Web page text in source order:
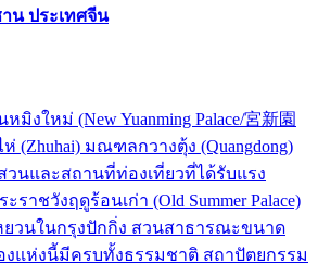
น ประเทศจีน
มิงใหม่ (New Yuanming Palace/宮新園
ห่ (Zhuhai) มณฑลกวางตุ้ง (Quangdong)
วนและสถานที่ท่องเที่ยวที่ได้รับแรง
ราชวังฤดูร้อนเก่า (Old Summer Palace)
วนในกรุงปักกิ่ง สวนสาธารณะขนาด
งแห่งนี้มีครบทั้งธรรมชาติ สถาปัตยกรรม